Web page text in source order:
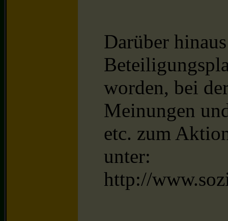
Darüber
worden, bei
Meinungen
etc. zum
unter:
http://